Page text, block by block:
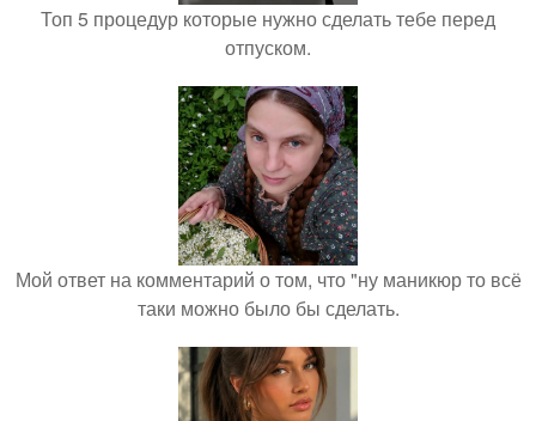
Топ 5 процедур которые нужно сделать тебе перед
отпуском.
Мой ответ на комментарий о том, что "ну маникюр то всё
таки можно было бы сделать.